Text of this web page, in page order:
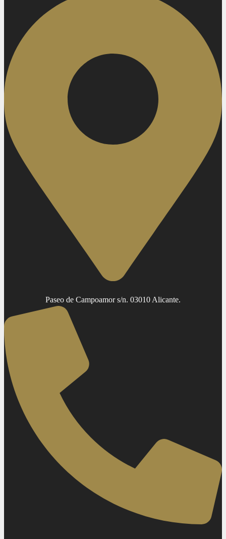
Paseo de Campoamor s/n. 03010 Alicante.